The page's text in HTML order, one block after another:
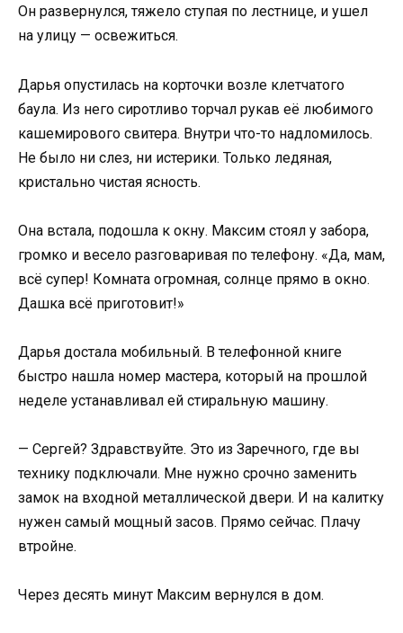
Он развернулся, тяжело ступая по лестнице, и ушел
на улицу — освежиться.
Дарья опустилась на корточки возле клетчатого
баула. Из него сиротливо торчал рукав её любимого
кашемирового свитера. Внутри что-то надломилось.
Не было ни слез, ни истерики. Только ледяная,
кристально чистая ясность.
Она встала, подошла к окну. Максим стоял у забора,
громко и весело разговаривая по телефону. «Да, мам,
всё супер! Комната огромная, солнце прямо в окно.
Дашка всё приготовит!»
Дарья достала мобильный. В телефонной книге
быстро нашла номер мастера, который на прошлой
неделе устанавливал ей стиральную машину.
— Сергей? Здравствуйте. Это из Заречного, где вы
технику подключали. Мне нужно срочно заменить
замок на входной металлической двери. И на калитку
нужен самый мощный засов. Прямо сейчас. Плачу
втройне.
Через десять минут Максим вернулся в дом.